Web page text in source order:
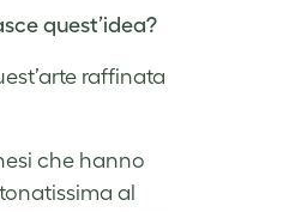
quest’idea?
raffinata
che hanno
al